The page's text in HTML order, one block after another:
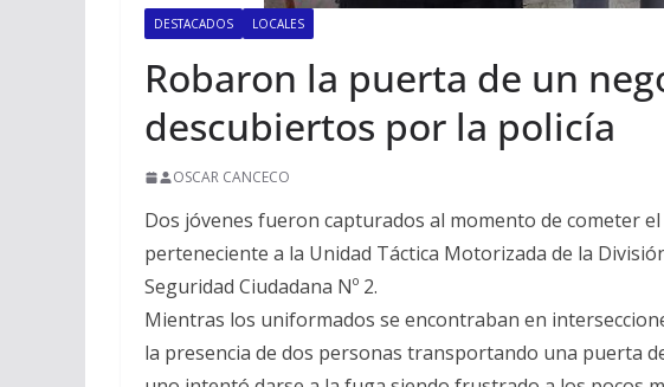
DESTACADOS LOCALES
Robaron la puerta de un
descubiertos por la policía
OSCAR CANCECO
Dos jóvenes fueron capturados al momento de cometer
perteneciente a la Unidad Táctica Motorizada de la
Seguridad Ciudadana Nº 2.
Mientras los uniformados se encontraban en
la presencia de dos personas transportando una puerta